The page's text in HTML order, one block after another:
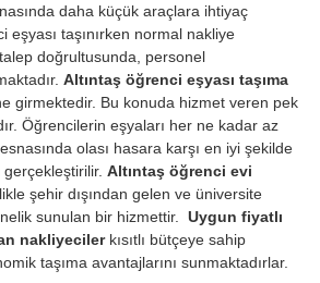
daha küçük araçlara ihtiyaç
eşyası taşınırken normal nakliye
doğrultusunda, personel
Altıntaş öğrenci eşyası taşıma
girmektedir. Bu konuda hizmet veren pek
Öğrencilerin eşyaları her ne kadar az
olası hasara karşı en iyi şekilde
Altıntaş öğrenci evi
şehir dışından gelen ve üniversite
sunulan bir hizmettir. Uygun fiyatlı
nakliyeciler kısıtlı bütçeye sahip
taşıma avantajlarını sunmaktadırlar.